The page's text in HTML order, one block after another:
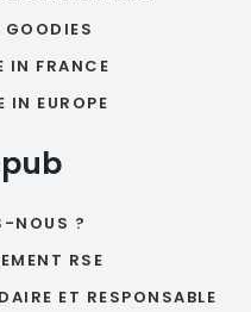
GOODIES
IN FRANCE
IN EUROPE
NOUS ?
RSE
ET RESPONSABLE